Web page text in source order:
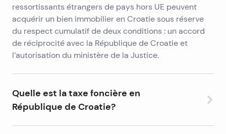
ressortissants étrangers de pays hors UE peuvent
acquérir un bien immobilier en Croatie sous réserve
du respect cumulatif de deux conditions : un accord
de réciprocité avec la République de Croatie et
l’autorisation du ministère de la Justice.
Quelle est la taxe foncière en
République de Croatie?